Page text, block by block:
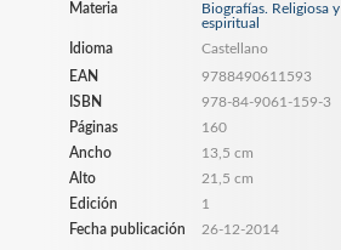
Materia
Biografías. Religiosa y
espiritual
Idioma
Castellano
EAN
9788490611593
ISBN
978-84-9061-159-3
Páginas
160
Ancho
13,5 cm
Alto
21,5 cm
Edición
1
Fecha publicación
26-12-2014